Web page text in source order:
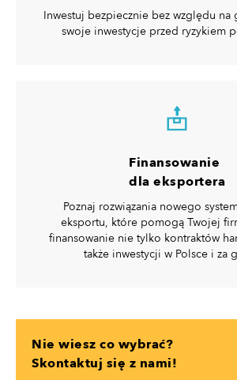
Inwestuj bezpiecznie bez względu na
swoje inwestycje przed ryzykiem
Finansowanie
dla eksportera
Poznaj rozwiązania nowego
eksportu, które pomogą Twojej
finansowanie nie tylko kontraktów
także inwestycji w Polsce i za
Nie wiesz co wybrać?
Skontaktuj się z nami!